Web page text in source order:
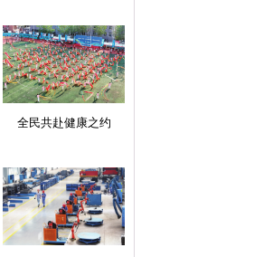
全民共赴健康之约